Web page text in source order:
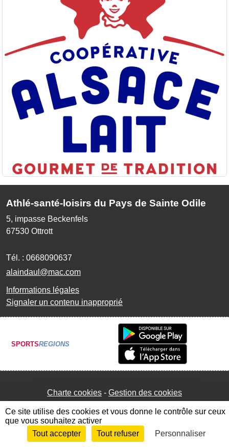
Athlé-santé-loisirs du Pays de Sainte Odile
5, impasse Beckenfels
67530 Ottrott
Tél. : 0668090637
alaindaul@mac.com
Informations légales
Signaler un contenu inapproprié
SPORTSREGIONS
Charte cookies Gestion des cookies
Envie de participer ? Connexion
Ce site utilise des cookies et vous donne le contrôle sur ceux
que vous souhaitez activer
Tout accepter
Tout refuser Personnaliser